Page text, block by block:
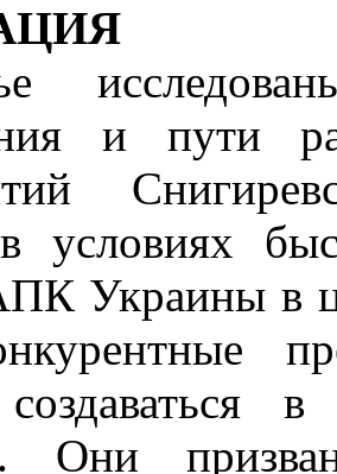
и пути
условиях
Украины в
Они